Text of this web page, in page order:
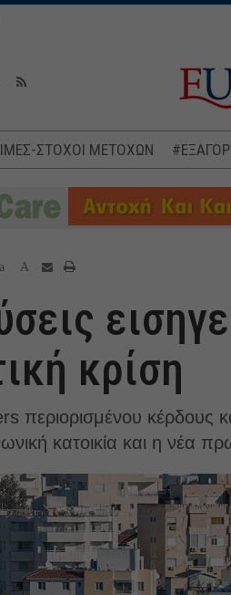
ΣΤΟΧΟΙ ΜΕΤΟΧΩΝ
a A
κρίση
περιορισμένου
κατοικία και η νέα